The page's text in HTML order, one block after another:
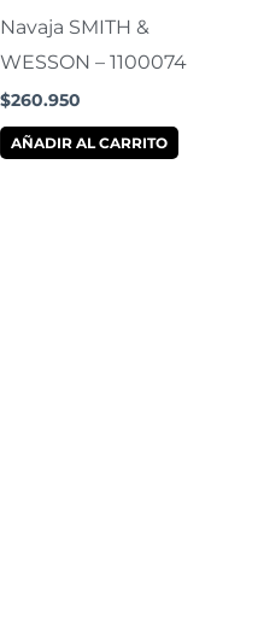
Navaja SMITH &
WESSON – 1100074
$260.950
AÑADIR AL CARRITO